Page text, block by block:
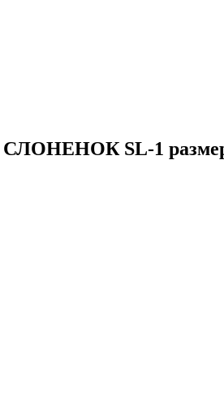
СЛОНЕНОК SL-1